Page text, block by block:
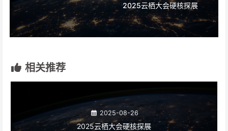
2025云栖大会硬核探展
相关推荐
2025-08-26
2025云栖大会硬核探展